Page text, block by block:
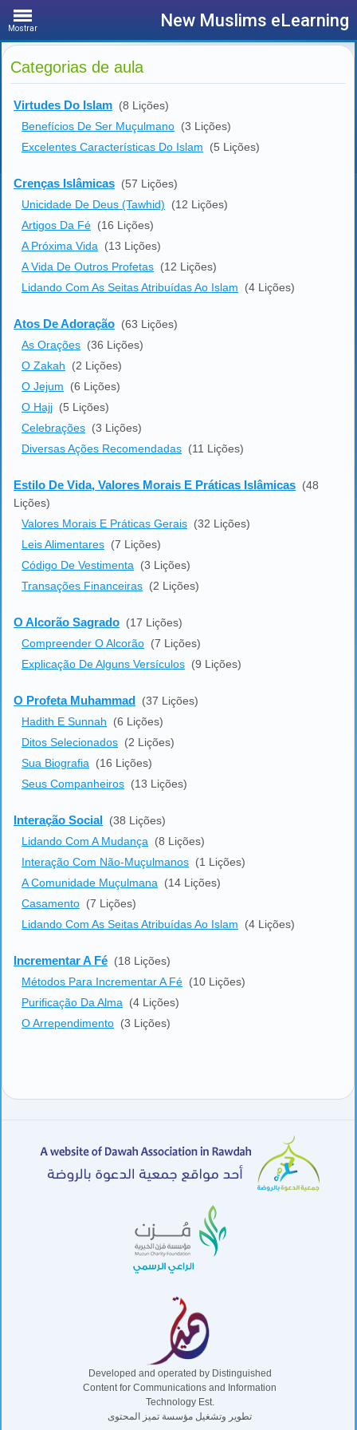
Mostrar New Muslims eLearning
Categorias de aula
Virtudes Do Islam (8 Lições)
Benefícios De Ser Muçulmano (3 Lições)
Excelentes Características Do Islam
(5 Lições)
Crenças Islâmicas (57 Lições)
Unicidade De Deus (Tawhid)
(12 Lições)
Artigos Da Fé (16 Lições)
A Próxima Vida
(13 Lições)
A Vida De Outros Profetas (12 Lições)
Lidando Com As Seitas Atribuídas Ao Islam
(4 Lições)
Atos De Adoração (63 Lições)
As Orações (36 Lições)
O Zakah
(2 Lições)
O Jejum
(6 Lições)
O Hajj (5 Lições)
Celebrações (3 Lições)
Diversas Ações Recomendadas (11 Lições)
Estilo De Vida, Valores Morais E Práticas Islâmicas (48
Lições)
Valores Morais E Práticas Gerais (32 Lições)
Leis Alimentares (7 Lições)
Código De Vestimenta
(3 Lições)
Transações Financeiras (2 Lições)
O Alcorão Sagrado (17 Lições)
Compreender O Alcorão (7 Lições)
Explicação De Alguns Versículos (9 Lições)
O Profeta Muhammad (37 Lições)
Hadith E Sunnah
(6 Lições)
Ditos Selecionados (2 Lições)
Sua Biografia
(16 Lições)
Seus Companheiros (13 Lições)
Interação Social (38 Lições)
Lidando Com A Mudança
(8 Lições)
Interação Com Não-Muçulmanos (1 Lições)
A Comunidade Muçulmana
(14 Lições)
Casamento (7 Lições)
Lidando Com As Seitas Atribuídas Ao Islam
(4 Lições)
Incrementar A Fé (18 Lições)
Métodos Para Incrementar A Fé (10 Lições)
Purificação Da Alma
(4 Lições)
O Arrependimento (3 Lições)
Developed and operated by Distinguished
Content for Communications and Information
Technology Est.
تطوير وتشغيل مؤسسة تميز المحتوى